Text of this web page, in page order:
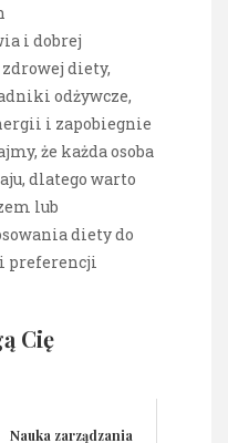
i dobrej
diety,
odżywcze,
i zapobiegnie
że każda osoba
dlatego warto
lub
diety do
preferencji
Cię
Nauka zarządzania